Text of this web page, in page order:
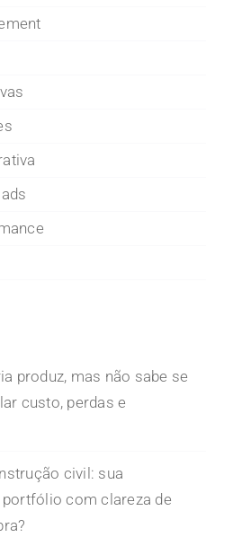
produz, mas não sabe se
custo, perdas e
civil: sua
com clareza de